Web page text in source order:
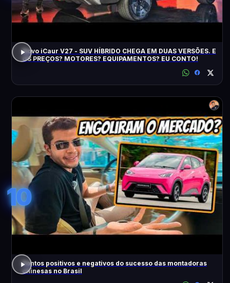
Novo iCaur V27 - SUV HÍBRIDO CHEGA EM DUAS VERSÕES. E
OS PREÇOS? MOTORES? EQUIPAMENTOS? EU CONTO!
10
Pontos positivos e negativos do sucesso das montadoras
chinesas no Brasil